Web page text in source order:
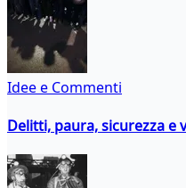
Idee e Commenti
Delitti, paura, sicurezza